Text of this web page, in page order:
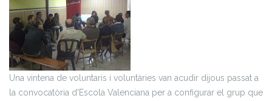
Una vintena de voluntaris i voluntàries van acudir dijous passat a
la convocatòria d'Escola Valenciana per a configurar el grup que